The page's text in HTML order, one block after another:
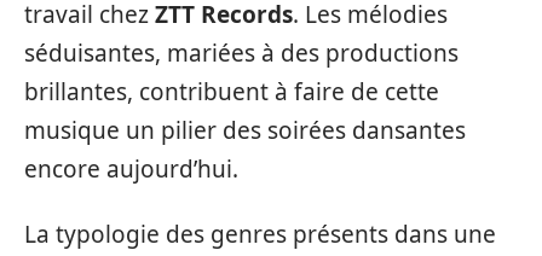
travail chezZTT Records. Les mélodies
séduisantes, mariées à des productions
brillantes, contribuent à faire de cette
musique un pilier des soirées dansantes
encore aujourd’hui.
La typologie des genres présents dans une